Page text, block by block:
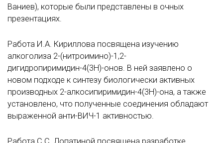
Ваниев), которые были представлены в очных
презентациях.
Работа И.А. Кириллова посвящена изучению
алкоголиза 2-(нитроимино)-1,2-
дигидропиримидин-4(3H)-онов. В ней заявлено о
новом подходе к синтезу биологически активных
производных 2-алкосипиримидин-4(3H)-она, а также
установлено, что полученные соединения обладают
выраженной анти-ВИЧ-1 активностью.